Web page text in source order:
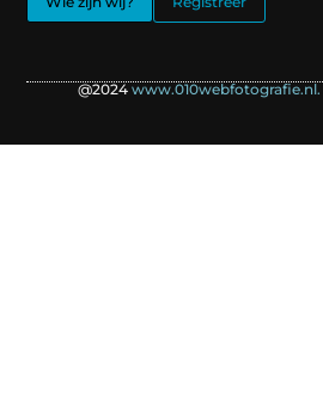
@2024 www.010webfotografie.nl.